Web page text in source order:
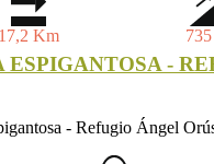
17,2 Km
-
- Refugio Ángel